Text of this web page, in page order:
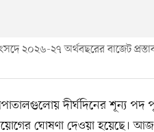
২০২৬-২৭ অর্থবছরের বাজেট
দীর্ঘদিনের শূন্য
ঘোষণা দেওয়া হয়েছে।